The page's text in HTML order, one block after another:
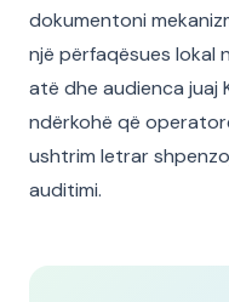
dokumentoni
një përfaqësues lokal
atë dhe audienca juaj
ndërkohë që
ushtrim letrar
auditimi.